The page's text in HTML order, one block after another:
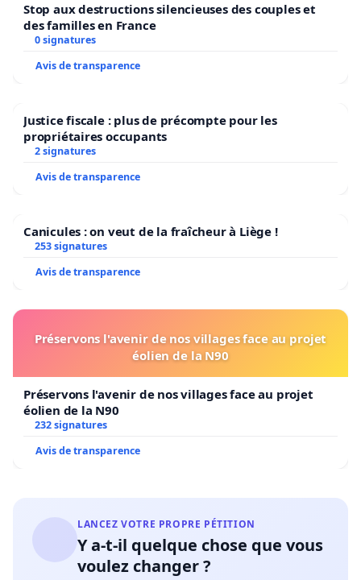
Stop aux destructions silencieuses des couples et
des familles en France
0 signatures
Avis de transparence
Justice fiscale : plus de précompte pour les
propriétaires occupants
2 signatures
Avis de transparence
Canicules : on veut de la fraîcheur à Liège !
253 signatures
Avis de transparence
Préservons l'avenir de nos villages face au projet
éolien de la N90
Préservons l'avenir de nos villages face au projet
éolien de la N90
232 signatures
Avis de transparence
LANCEZ VOTRE PROPRE PÉTITION
Y a-t-il quelque chose que vous
voulez changer ?